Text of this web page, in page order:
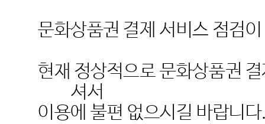
문화상품권 결제 서비스 점검
현재 정상적으로 문화상품권
셔서
이용에 불편 없으시길 바랍니다